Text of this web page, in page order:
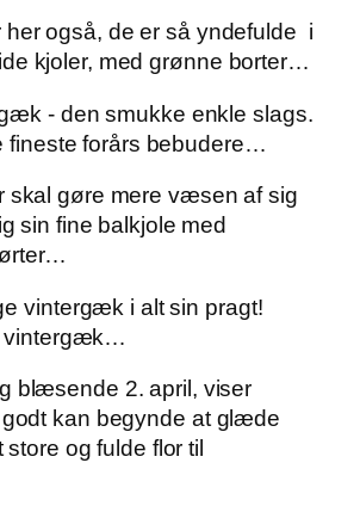
også, de er så yndefulde i
kjoler, med grønne borter…
fineste forårs bebudere…
skal gøre mere væsen af sig
sin fine balkjole med
vintergæk…
blæsende 2. april, viser
kan begynde at glæde
og fulde flor til